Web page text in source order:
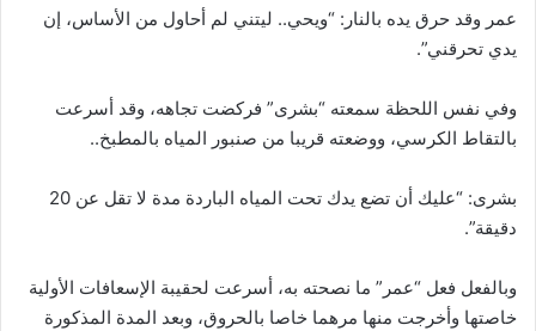
عمر وقد حرق يده بالنار: “ويحي.. ليتني لم أحاول من الأساس، إن
يدي تحرقني”.
وفي نفس اللحظة سمعته “بشرى” فركضت تجاهه، وقد أسرعت
بالتقاط الكرسي، ووضعته قريبا من صنبور المياه بالمطبخ..
بشرى: “عليك أن تضع يدك تحت المياه الباردة مدة لا تقل عن 20
دقيقة”.
وبالفعل فعل “عمر” ما نصحته به، أسرعت لحقيبة الإسعافات الأولية
خاصتها وأخرجت منها مرهما خاصا بالحروق، وبعد المدة المذكورة